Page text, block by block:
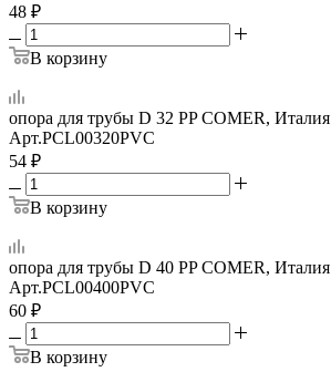
48 ₽
В корзину
опора для трубы D 32 PP COMER, Италия
Арт.PCL00320PVC
54 ₽
В корзину
опора для трубы D 40 PP COMER, Италия
Арт.PCL00400PVC
60 ₽
В корзину